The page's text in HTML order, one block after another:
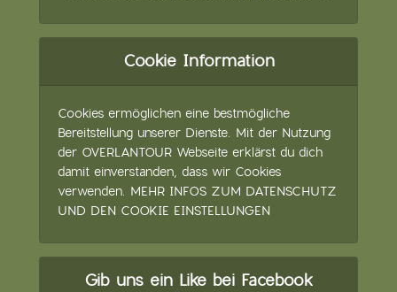
Cookie Information
Cookies ermöglichen eine bestmögliche
Bereitstellung unserer Dienste. Mit der Nutzung
der OVERLANTOUR Webseite erklärst du dich
damit einverstanden, dass wir Cookies
verwenden. MEHR INFOS ZUM DATENSCHUTZ
UND DEN COOKIE EINSTELLUNGEN
Gib uns ein Like bei Facebook